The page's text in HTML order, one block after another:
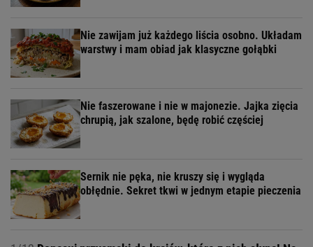
Nie zawijam już każdego liścia osobno. Układam
warstwy i mam obiad jak klasyczne gołąbki
Nie faszerowane i nie w majonezie. Jajka zięcia
chrupią, jak szalone, będę robić częściej
Sernik nie pęka, nie kruszy się i wygląda
obłędnie. Sekret tkwi w jednym etapie pieczenia